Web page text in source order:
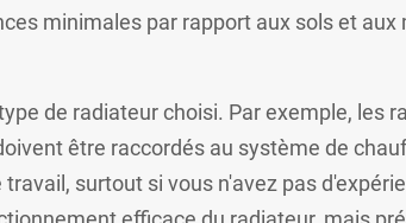
minimales par rapport aux sols et
de radiateur choisi. Par exemple, les
être raccordés au système de
surtout si vous n'avez pas